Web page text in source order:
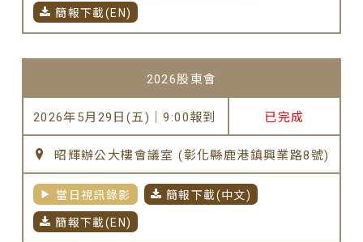
簡報下載(EN)
2026股東會
2026年5月29日(五)｜9:00報到 已完成
昭輝辦公大樓會議室 (彰化縣鹿港鎮興業路8號)
當日視訊錄影 簡報下載(中文)
簡報下載(EN)